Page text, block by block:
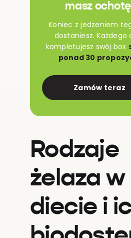
masz
Koniec z jedzeniem
dostaniesz. Każdego
kompletujesz swój box
ponad 30
Zamów teraz
Rodzaje
żelaza w
diecie i